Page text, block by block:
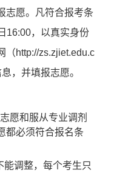
志愿。凡符合报考条
16:00，以真实身份
（http://zs.zjiet.edu.c
，并填报志愿。
愿和服从专业调剂
都必须符合报名条
能调整，每个考生只